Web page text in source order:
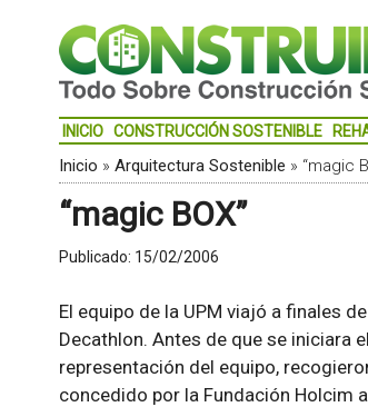
INICIO CONSTRUCCIÓN SOSTENIBLE
Inicio » Arquitectura Sostenible » “magic
“magic BOX”
Publicado: 15/02/2006
El equipo de la UPM viajó a finales
Decathlon. Antes de que se iniciara
representación del equipo,
concedido por la Fundación Holcim